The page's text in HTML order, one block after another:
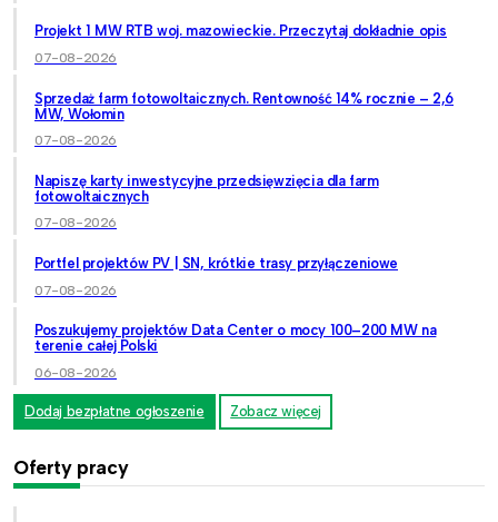
Projekt 1 MW RTB woj. mazowieckie. Przeczytaj dokładnie opis
07-08-2026
Sprzedaż farm fotowoltaicznych. Rentowność 14% rocznie – 2,6
MW, Wołomin
07-08-2026
Napiszę karty inwestycyjne przedsięwzięcia dla farm
fotowoltaicznych
07-08-2026
Portfel projektów PV | SN, krótkie trasy przyłączeniowe
07-08-2026
Poszukujemy projektów Data Center o mocy 100–200 MW na
terenie całej Polski
06-08-2026
Dodaj bezpłatne ogłoszenie Zobacz więcej
Oferty pracy